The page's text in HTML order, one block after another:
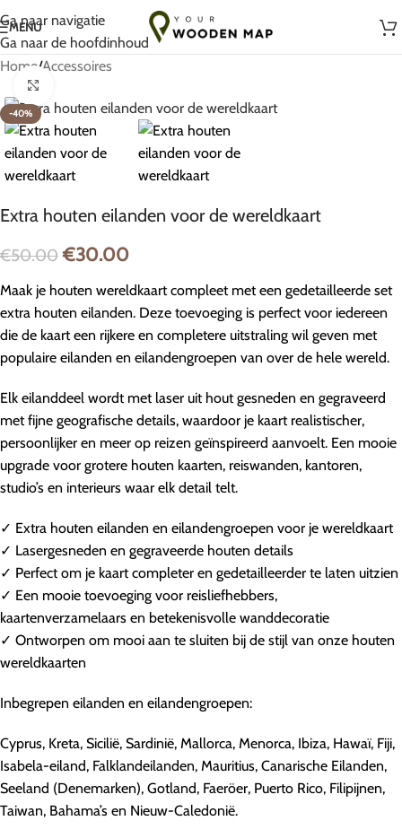
Ga naar navigatie
Ga naar de hoofdinhoud
Handgemaakt met liefde in Litouwen
MENU
Home/Accessoires
-40%
Extra houten eilanden voor de wereldkaart
€50.00 €30.00
Maak je houten wereldkaart compleet met een gedetailleerde set
extra houten eilanden. Deze toevoeging is perfect voor iedereen
die de kaart een rijkere en completere uitstraling wil geven met
populaire eilanden en eilandengroepen van over de hele wereld.
Elk eilanddeel wordt met laser uit hout gesneden en gegraveerd
met fijne geografische details, waardoor je kaart realistischer,
persoonlijker en meer op reizen geïnspireerd aanvoelt. Een mooie
upgrade voor grotere houten kaarten, reiswanden, kantoren,
studio’s en interieurs waar elk detail telt.
✓ Extra houten eilanden en eilandengroepen voor je wereldkaart
✓ Lasergesneden en gegraveerde houten details
✓ Perfect om je kaart completer en gedetailleerder te laten uitzien
✓ Een mooie toevoeging voor reisliefhebbers,
kaartenverzamelaars en betekenisvolle wanddecoratie
✓ Ontworpen om mooi aan te sluiten bij de stijl van onze houten
wereldkaarten
Inbegrepen eilanden en eilandengroepen:
Cyprus, Kreta, Sicilië, Sardinië, Mallorca, Menorca, Ibiza, Hawaï, Fiji,
Isabela-eiland, Falklandeilanden, Mauritius, Canarische Eilanden,
Seeland (Denemarken), Gotland, Faeröer, Puerto Rico, Filipijnen,
Taiwan, Bahama’s en Nieuw-Caledonië.